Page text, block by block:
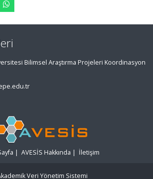
Bilimsel Araştırma Projeleri Koordinasyon
| AVESİS Hakkında | İletişim
Veri Yönetim Sistemi